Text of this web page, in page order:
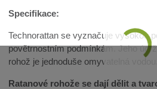
Specifikace:
Technorattan se vyznačuje vysokou
povětrnostním podmínkám. Jeho
rohož je jednoduše omyvatelná vodou.
Ratanové rohože se dají dělit a